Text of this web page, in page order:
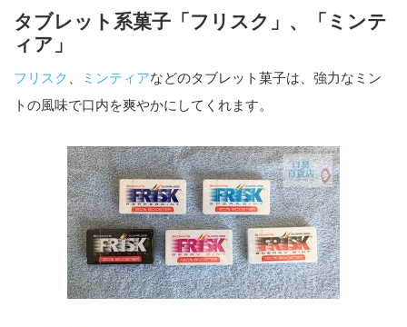
タブレット系菓子「フリスク」、「ミンテ
ィア」
フリスク ミンティアなどのタブレット菓子は、強力なミン
トの風味で口内を爽やかにしてくれます。